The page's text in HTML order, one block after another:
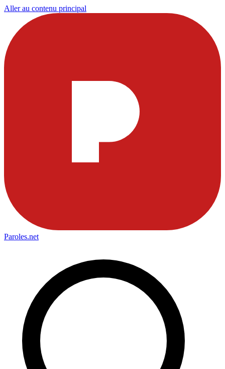
Aller au contenu principal
Paroles.net